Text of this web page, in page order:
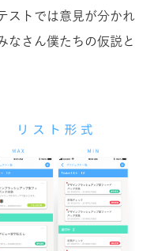
ストでは意見が分かれ
なさん僕たちの仮説と